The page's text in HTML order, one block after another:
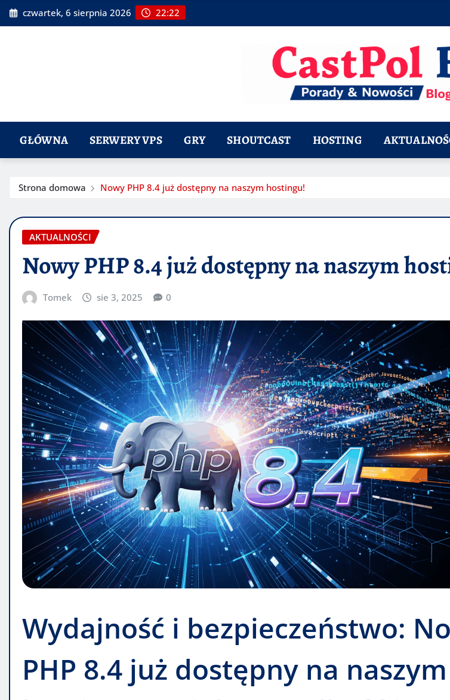
Przeskocz
do
czwartek, 6 sierpnia 2026 22:22
GŁÓWNA SERWERY VPS GRY SHOUTCAST HOSTING
Strona domowa Nowy PHP 8.4 już dostępny na naszym hostingu!
AKTUALNOŚCI
Nowy PHP 8.4 już dostępny na naszym
Tomek sie 3, 2025 0
Wydajność i bezpieczeństwo:
PHP 8.4 już dostępny na naszym